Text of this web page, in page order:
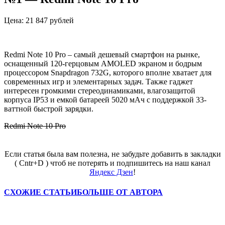
Цена: 21 847 рублей
Redmi Note 10 Pro – самый дешевый смартфон на рынке,
оснащенный 120-герцовым AMOLED экраном и бодрым
процессором Snapdragon 732G, которого вполне хватает для
современных игр и элементарных задач. Также гаджет
интересен громкими стереодинамиками, влагозащитой
корпуса IP53 и емкой батареей 5020 мАч с поддержкой 33-
ваттной быстрой зарядки.
Redmi Note 10 Pro
Если статья была вам полезна, не забудьте добавить в закладки
( Cntr+D ) чтоб не потерять и подпишитесь на наш канал
Яндекс Дзен!
СХОЖИЕ СТАТЬИБОЛЬШЕ ОТ АВТОРА